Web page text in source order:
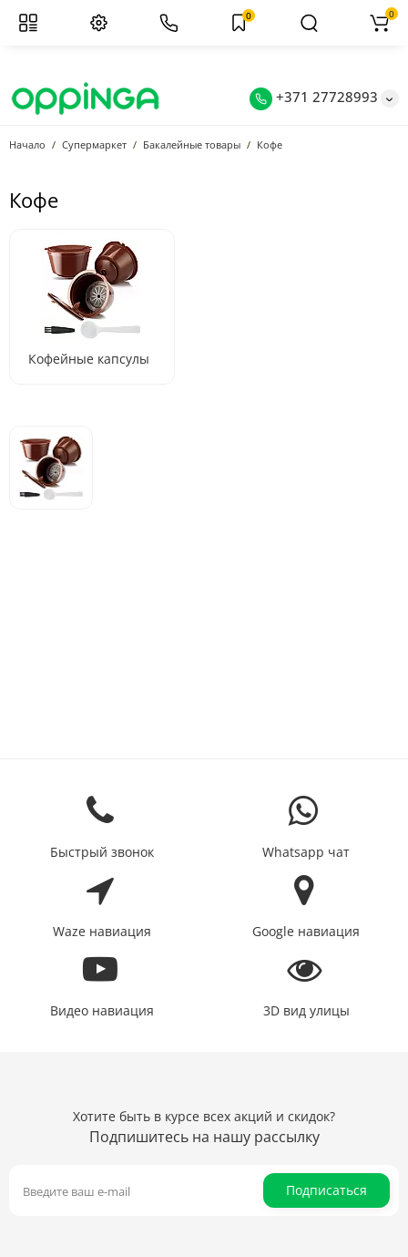
+371 27728993
0 0
Начало Супермаркет Бакалейные товары Кофе
Кофе
Кофейные капсулы
Быстрый звонок Whatsapp чат
Waze навиация Google навиация
Видео навиация 3D вид улицы
Хотите быть в курсе всех акций и скидок?
Подпишитесь на нашу рассылку
Подписаться